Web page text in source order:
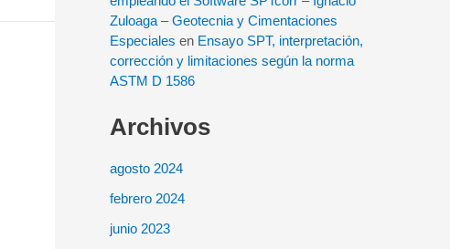
Zuloaga – Geotecnia y Cimentaciones
Especiales en Ensayo SPT, interpretación,
corrección y limitaciones según la norma
ASTM D 1586
Archivos
agosto 2024
febrero 2024
junio 2023